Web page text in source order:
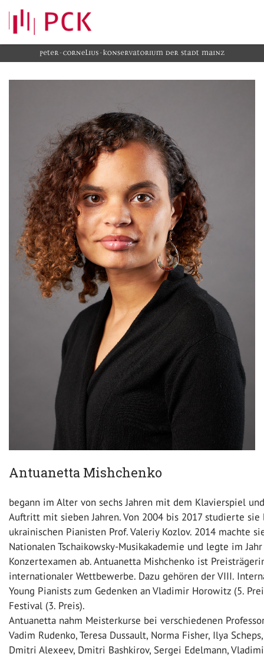
Antuanetta Mishchenko
begann im Alter von sechs Jahren mit dem Klavierspiel
Auftritt mit sieben Jahren. Von 2004 bis 2017 studierte
ukrainischen Pianisten Prof. Valeriy Kozlov. 2014 machte
Nationalen Tschaikowsky-Musikakademie und legte im
Konzertexamen ab. Antuanetta Mishchenko ist
internationaler Wettbewerbe. Dazu gehören der VІІІ.
Young Pianists zum Gedenken an Vladimir Horowitz (5.
Festival (3. Preis).
Antuanetta nahm Meisterkurse bei verschiedenen
Vadim Rudenko, Teresa Dussault, Norma Fisher, Ilya
Dmitri Alexeev, Dmitri Bashkirov, Sergei Edelmann,